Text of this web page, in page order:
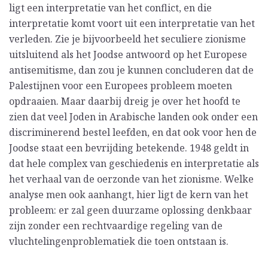
ligt een interpretatie van het conflict, en die
interpretatie komt voort uit een interpretatie van het
verleden. Zie je bijvoorbeeld het seculiere zionisme
uitsluitend als het Joodse antwoord op het Europese
antisemitisme, dan zou je kunnen concluderen dat de
Palestijnen voor een Europees probleem moeten
opdraaien. Maar daarbij dreig je over het hoofd te
zien dat veel Joden in Arabische landen ook onder een
discriminerend bestel leefden, en dat ook voor hen de
Joodse staat een bevrijding betekende. 1948 geldt in
dat hele complex van geschiedenis en interpretatie als
het verhaal van de oerzonde van het zionisme. Welke
analyse men ook aanhangt, hier ligt de kern van het
probleem: er zal geen duurzame oplossing denkbaar
zijn zonder een rechtvaardige regeling van de
vluchtelingenproblematiek die toen ontstaan is.